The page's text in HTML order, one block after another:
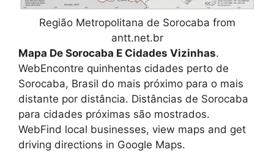
Região Metropolitana de Sorocaba from
antt.net.br
Mapa De Sorocaba E Cidades Vizinhas.
WebEncontre quinhentas cidades perto de
Sorocaba, Brasil do mais próximo para o mais
distante por distância. Distâncias de Sorocaba
para cidades próximas são mostrados.
WebFind local businesses, view maps and get
driving directions in Google Maps.